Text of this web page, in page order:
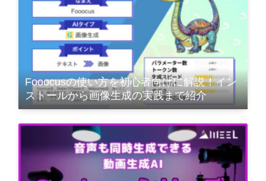
Fooocusの使い方を初心者向けに解説！イン
ストールから画像生成の実践まで紹介